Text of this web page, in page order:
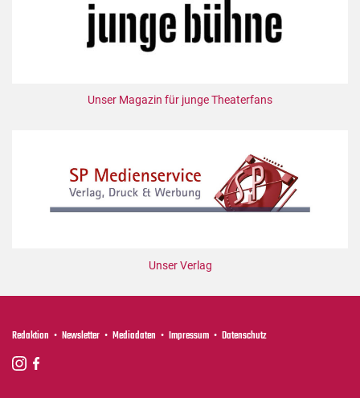
Unser Magazin für junge Theaterfans
Unser Verlag
Redaktion Newsletter Mediadaten Impressum Datenschutz